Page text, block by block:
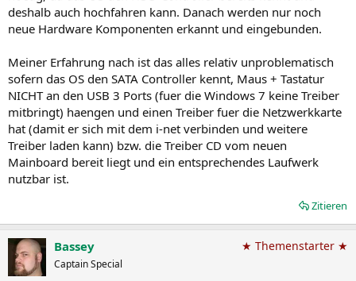
deshalb auch hochfahren kann. Danach werden nur noch
neue Hardware Komponenten erkannt und eingebunden.
Meiner Erfahrung nach ist das alles relativ unproblematisch
sofern das OS den SATA Controller kennt, Maus + Tastatur
NICHT an den USB 3 Ports (fuer die Windows 7 keine Treiber
mitbringt) haengen und einen Treiber fuer die Netzwerkkarte
hat (damit er sich mit dem i-net verbinden und weitere
Treiber laden kann) bzw. die Treiber CD vom neuen
Mainboard bereit liegt und ein entsprechendes Laufwerk
nutzbar ist.
Zitieren
Bassey
Captain Special
★ Themenstarter ★